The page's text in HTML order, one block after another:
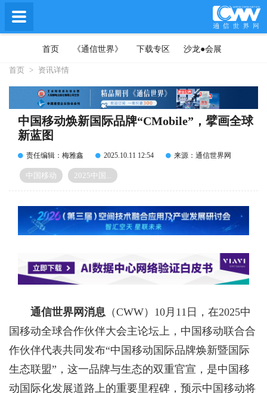
首页 《通信世界》 下载专区 沙龙●会展
首页 > 资讯详情
中国移动焕新国际品牌“CMobile”，擘画全球
新蓝图
责任编辑：梅雅鑫 2025.10.11 12:54 来源：通信世界网
中国移动 2025中国...
通信世界网消息 （CWW） 10月11日，在2025中
国移动全球合作伙伴大会主论坛上，中国移动联合合
作伙伴代表共同发布“中国移动国际品牌焕新暨国际
生态联盟”，这一品牌与生态的双重官宣，是中国移
动国际化发展道路上的重要里程碑，预示中国移动将